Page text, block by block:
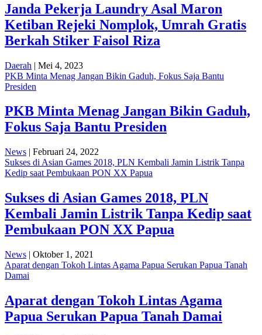
Janda Pekerja Laundry Asal Maron
Ketiban Rejeki Nomplok, Umrah Gratis
Berkah Stiker Faisol Riza
Daerah | Mei 4, 2023
PKB Minta Menag Jangan Bikin Gaduh, Fokus Saja Bantu
Presiden
PKB Minta Menag Jangan Bikin Gaduh,
Fokus Saja Bantu Presiden
News | Februari 24, 2022
Sukses di Asian Games 2018, PLN Kembali Jamin Listrik Tanpa
Kedip saat Pembukaan PON XX Papua
Sukses di Asian Games 2018, PLN
Kembali Jamin Listrik Tanpa Kedip saat
Pembukaan PON XX Papua
News | Oktober 1, 2021
Aparat dengan Tokoh Lintas Agama Papua Serukan Papua Tanah
Damai
Aparat dengan Tokoh Lintas Agama
Papua Serukan Papua Tanah Damai